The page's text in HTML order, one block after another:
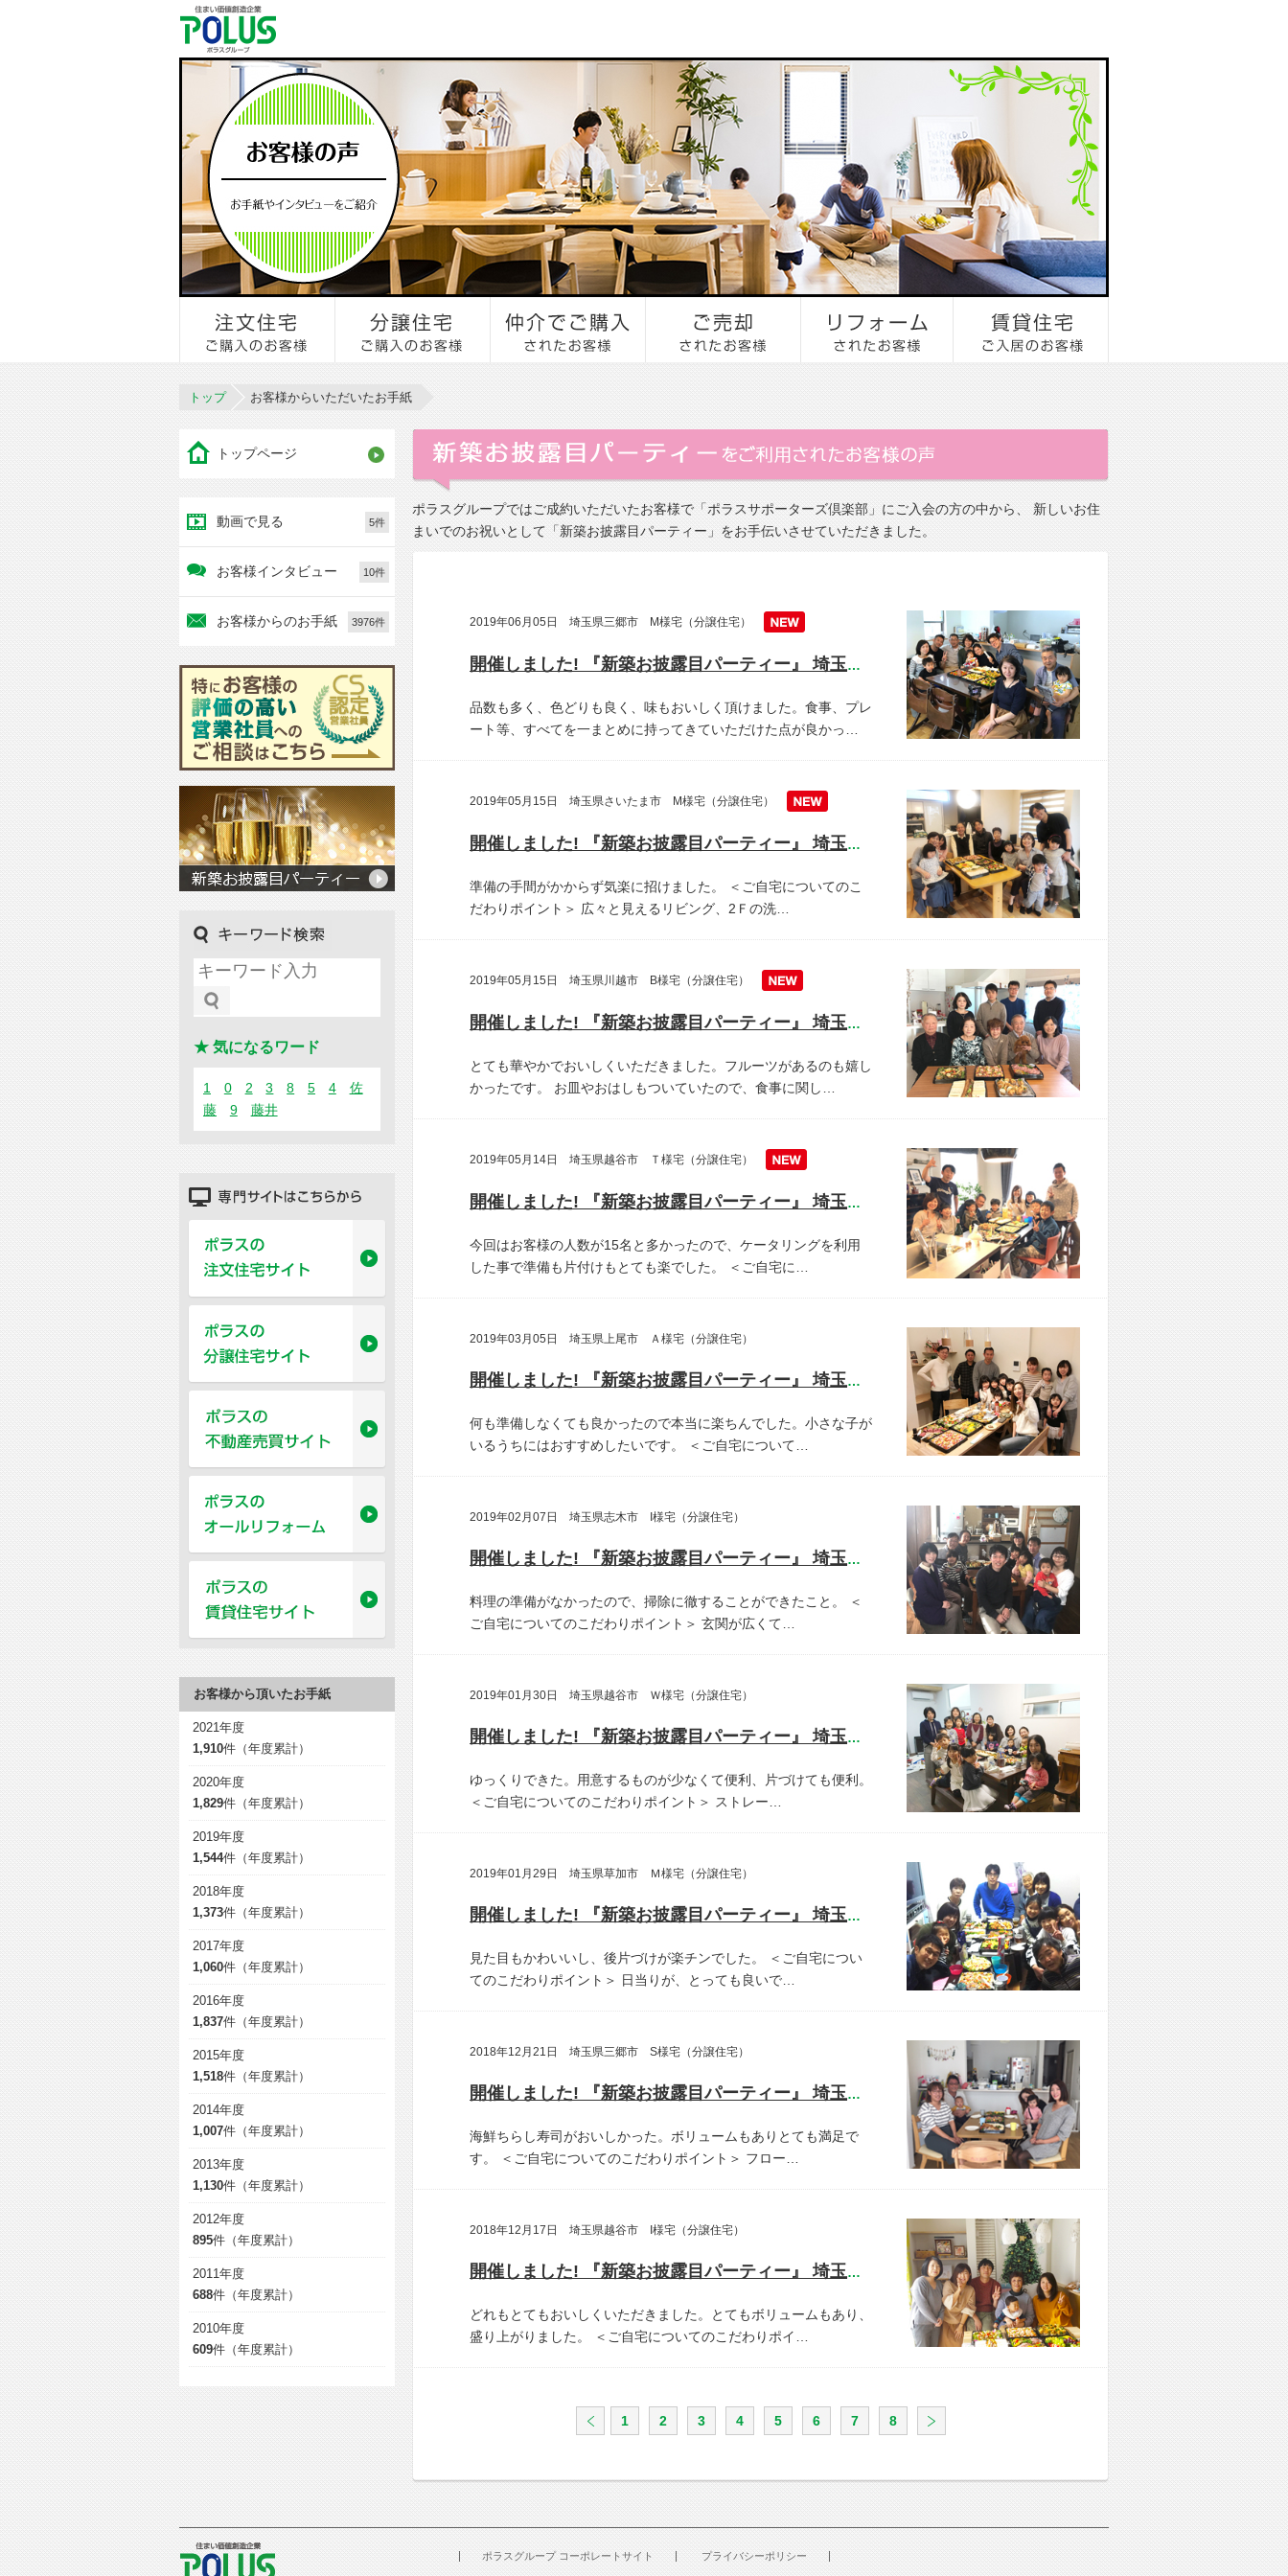
トップ お客様からいただいたお手紙
ポラスグループではご成約いただいたお客様で「ポラスサポーターズ倶楽部」にご入会の方の中から、 新しいお住
まいでのお祝いとして「新築お披露目パーティー」をお手伝いさせていただきました。
2019年06月05日 埼玉県三郷市 M様宅（分譲住宅）
開催しました! 『新築お披露目パーティー』 埼玉県三郷市 M様宅
品数も多く、色どりも良く、味もおいしく頂けました。食事、プレ
ート等、すべてを一まとめに持ってきていただけた点が良かっ…
2019年05月15日 埼玉県さいたま市 M様宅（分譲住宅）
開催しました! 『新築お披露目パーティー』 埼玉県越谷市 M様宅
準備の手間がかからず気楽に招けました。
＜ご自宅についてのこ
だわりポイント＞ 広々と見えるリビング、2Ｆの洗…
2019年05月15日 埼玉県川越市 B様宅（分譲住宅）
開催しました! 『新築お披露目パーティー』 埼玉県川越市 B様宅
とても華やかでおいしくいただきました。フルーツがあるのも嬉し
かったです。
お皿やおはしもついていたので、食事に関し…
2019年05月14日 埼玉県越谷市 Ｔ様宅（分譲住宅）
開催しました! 『新築お披露目パーティー』 埼玉県越谷市 T様宅
今回はお客様の人数が15名と多かったので、ケータリングを利用
した事で準備も片付けもとても楽でした。
＜ご自宅に…
2019年03月05日 埼玉県上尾市 Ａ様宅（分譲住宅）
開催しました! 『新築お披露目パーティー』 埼玉県上尾市 A様宅
何も準備しなくても良かったので本当に楽ちんでした。小さな子が
いるうちにはおすすめしたいです。
＜ご自宅について…
2019年02月07日 埼玉県志木市 I様宅（分譲住宅）
開催しました! 『新築お披露目パーティー』 埼玉県志木市 I様宅
料理の準備がなかったので、掃除に徹することができたこと。
＜
ご自宅についてのこだわりポイント＞ 玄関が広くて…
2019年01月30日 埼玉県越谷市 Ｗ様宅（分譲住宅）
開催しました! 『新築お披露目パーティー』 埼玉県越谷市 W様宅
ゆっくりできた。用意するものが少なくて便利、片づけても便利。
＜ご自宅についてのこだわりポイント＞ ストレー…
2019年01月29日 埼玉県草加市 Ｍ様宅（分譲住宅）
開催しました! 『新築お披露目パーティー』 埼玉県草加市 M様宅
見た目もかわいいし、後片づけが楽チンでした。
＜ご自宅につい
てのこだわりポイント＞ 日当りが、とっても良いで…
2018年12月21日 埼玉県三郷市 S様宅（分譲住宅）
開催しました! 『新築お披露目パーティー』 埼玉県三郷市 S様宅
海鮮ちらし寿司がおいしかった。ボリュームもありとても満足で
す。
＜ご自宅についてのこだわりポイント＞ フロー…
2018年12月17日 埼玉県越谷市 I様宅（分譲住宅）
開催しました! 『新築お披露目パーティー』 埼玉県越谷市 I様宅
どれもとてもおいしくいただきました。とてもボリュームもあり、
盛り上がりました。
＜ご自宅についてのこだわりポイ…
1 2 3 4 5 6 7 8
トップページ
動画で見る 5件
お客様インタビュー 10件
お客様からのお手紙 3976件
★ 気になるワード
1 0 2 3 8 5 4
佐
藤
9 藤井
お客様から頂いたお手紙
2021年度
1,910件（年度累計）
2020年度
1,829件（年度累計）
2019年度
1,544件（年度累計）
2018年度
1,373件（年度累計）
2017年度
1,060件（年度累計）
2016年度
1,837件（年度累計）
2015年度
1,518件（年度累計）
2014年度
1,007件（年度累計）
2013年度
1,130件（年度累計）
2012年度
895件（年度累計）
2011年度
688件（年度累計）
2010年度
609件（年度累計）
ポラスグループ コーポレートサイト
プライバシーポリシー